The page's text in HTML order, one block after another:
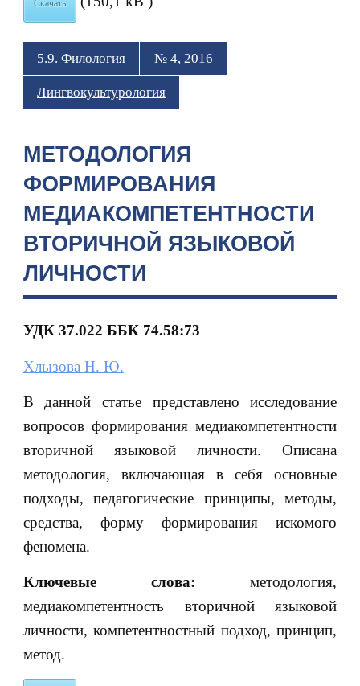
Скачать
5.9. Филология № 4, 2016
Лингвокультурология
МЕТОДОЛОГИЯ
ФОРМИРОВАНИЯ
МЕДИАКОМПЕТЕНТНОСТИ
ВТОРИЧНОЙ ЯЗЫКОВОЙ
ЛИЧНОСТИ
УДК 37.022 ББК 74.58:73
Хлызова Н. Ю.
В данной статье представлено исследование
вопросов формирования медиакомпетентности
вторичной языковой личности. Описана
методология, включающая в себя основные
подходы, педагогические принципы, методы,
средства, форму формирования искомого
феномена.
Ключевые слова: методология,
медиакомпетентность вторичной языковой
личности, компетентностный подход, принцип,
метод.